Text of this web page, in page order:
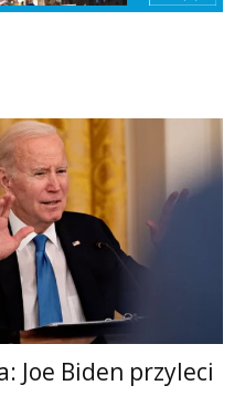
Joe Biden przyleci